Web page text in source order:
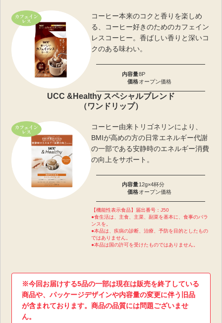
コーヒー本来のコクと香りを楽しめ
る、コーヒー好きのためのカフェイン
レスコーヒー。香ばしい香りと深いコ
クのある味わい。
内容量8P
価格オープン価格
UCC &Healthy スペシャルブレンド
（ワンドリップ）
コーヒー由来トリゴネリンにより、
BMIが高めの方の日常エネルギー代謝
の一部である安静時のエネルギー消費
の向上をサポート。
内容量12g×4杯分
価格オープン価格
【機能性表示食品】届出番号：J50
●食生活は、主食、主菜、副菜を基本に、食事のバラ
ンスを。
●本品は、疾病の診断、治療、予防を目的としたもの
ではありません。
●本品は国の許可を受けたものではありません。
※今回お届けする5品の一部は現在は販売を終了している
商品や、パッケージデザインや内容量の変更に伴う旧品
が含まれております。商品の品質には問題ございませ
ん。